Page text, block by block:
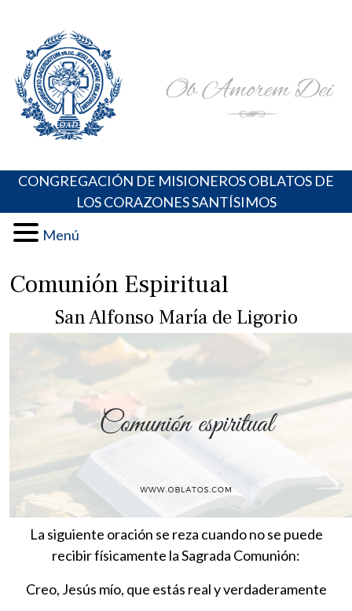
content
Portal de los Padres Oblatos. Advocaciones Marianas,
Oraciones, Música religiosa y más
CONGREGACIÓN DE MISIONEROS OBLATOS DE
LOS CORAZONES SANTÍSIMOS
Menú
Comunión Espiritual
San Alfonso María de Ligorio
La siguiente oración se reza cuando no se puede
recibir físicamente la Sagrada Comunión:
Creo, Jesús mío, que estás real y verdaderamente